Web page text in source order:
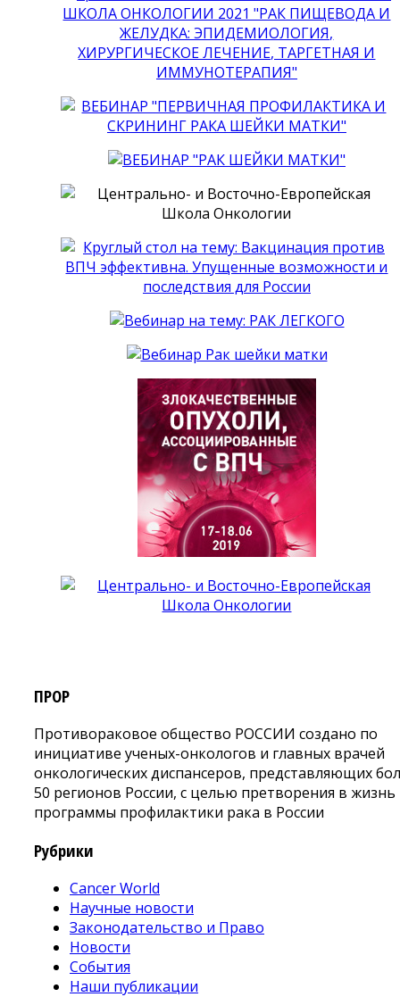
ПРОР
Противораковое общество РОССИИ создано по
инициативе ученых-онкологов и главных врачей
онкологических диспансеров, представляющих
50 регионов России, с целью претворения в жизнь
программы профилактики рака в России
Рубрики
Cancer World
Научные новости
Законодательство и Право
Новости
События
Наши публикации